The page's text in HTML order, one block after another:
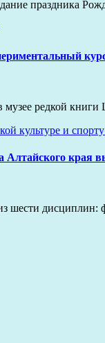
праздника
музее редкой
культуре и спорту
края
шести